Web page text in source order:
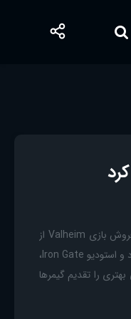
بازی Valheim استودیو آیرون گیت در نشست خبری اخیر خود اعلام کرد که فروش بازی Valheim از
۱۰ میلیون نسخه فراتر رفت. یک سال و چند ماه از عرضه بازی Valheim می‌گذرد و استودیو Iron Gate،
را تقدیم گیمرها